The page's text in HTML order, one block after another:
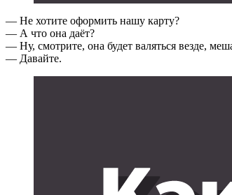
— Не хотите оформить нашу карту?
— А что она даёт?
— Ну, смотрите, она будет валяться везде,
— Давайте.